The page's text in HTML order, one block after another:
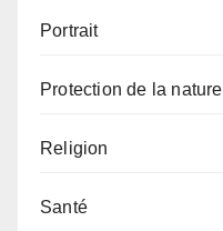
Portrait
Protection de la nature
Religion
Santé